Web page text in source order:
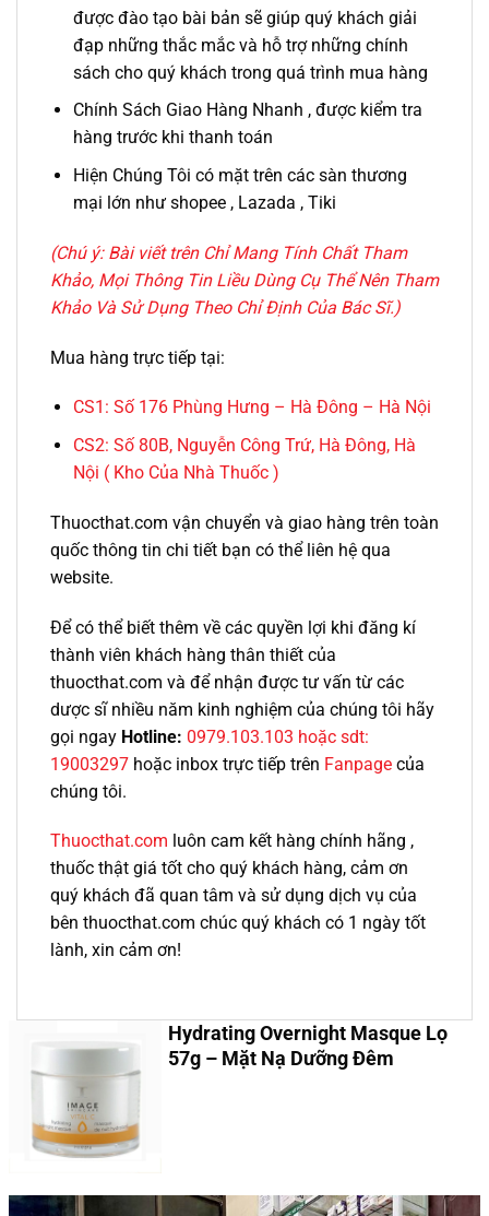
được đào tạo bài bản sẽ giúp quý khách giải
đạp những thắc mắc và hỗ trợ những chính
sách cho quý khách trong quá trình mua hàng
Chính Sách Giao Hàng Nhanh , được kiểm tra
hàng trước khi thanh toán
Hiện Chúng Tôi có mặt trên các sàn thương
mại lớn như shopee , Lazada , Tiki
(Chú ý: Bài viết trên Chỉ Mang Tính Chất Tham
Khảo, Mọi Thông Tin Liều Dùng Cụ Thể Nên Tham
Khảo Và Sử Dụng Theo Chỉ Định Của Bác Sĩ.)
Mua hàng trực tiếp tại:
CS1: Số 176 Phùng Hưng – Hà Đông – Hà Nội
CS2: Số 80B, Nguyễn Công Trứ, Hà Đông, Hà
Nội ( Kho Của Nhà Thuốc )
Thuocthat.com vận chuyển và giao hàng trên toàn
quốc thông tin chi tiết bạn có thể liên hệ qua
website.
Để có thể biết thêm về các quyền lợi khi đăng kí
thành viên khách hàng thân thiết của
thuocthat.com và để nhận được tư vấn từ các
dược sĩ nhiều năm kinh nghiệm của chúng tôi hãy
gọi ngay Hotline: 0979.103.103 hoặc sdt:
19003297 hoặc inbox trực tiếp trên Fanpage của
chúng tôi.
Thuocthat.com luôn cam kết hàng chính hãng ,
thuốc thật giá tốt cho quý khách hàng, cảm ơn
quý khách đã quan tâm và sử dụng dịch vụ của
bên thuocthat.com chúc quý khách có 1 ngày tốt
lành, xin cảm ơn!
Hydrating Overnight Masque Lọ
57g – Mặt Nạ Dưỡng Đêm